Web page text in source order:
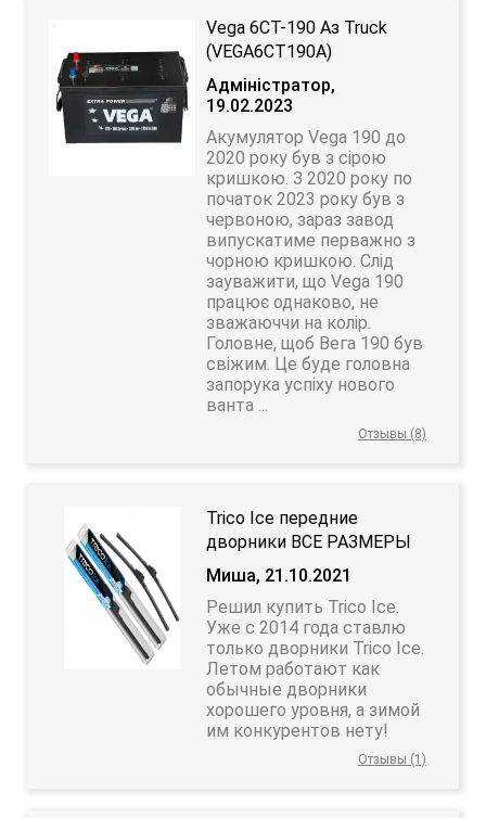
Vega 6СТ-190 Аз Truck
(VEGA6CT190A)
Адміністратор,
19.02.2023
Акумулятор Vega 190 до
2020 року був з сірою
кришкою. З 2020 року по
початок 2023 року був з
червоною, зараз завод
випускатиме перважно з
чорною кришкою. Слід
зауважити, що Vega 190
працює однаково, не
зважаюччи на колір.
Головне, щоб Вега 190 був
свіжим. Це буде головна
запорука успіху нового
ванта ...
Отзывы (8)
Trico Ice передние
дворники ВСЕ РАЗМЕРЫ
Миша, 21.10.2021
Решил купить Trico Ice.
Уже с 2014 года ставлю
только дворники Trico Ice.
Летом работают как
обычные дворники
хорошего уровня, а зимой
им конкурентов нету!
Отзывы (1)